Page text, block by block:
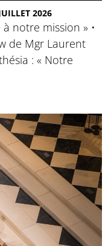
2026
notre mission » •
de Mgr Laurent
: « Notre